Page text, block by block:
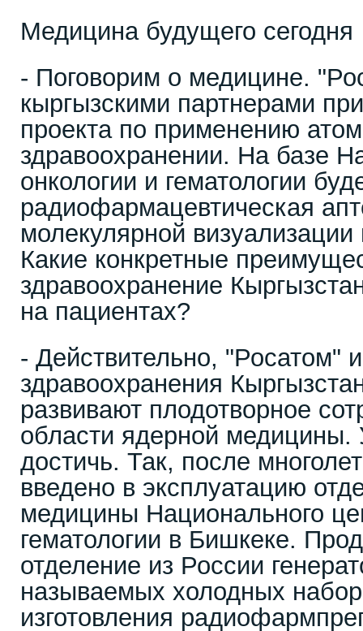
Медицина будущего сегодня
- Поговорим о медицине.
кыргызскими партнерами
проекта по применению
здравоохранении. На базе
онкологии и гематологии
радиофармацевтическая
молекулярной визуализации
Какие конкретные
здравоохранение
на пациентах?
- Действительно, "Росатом"
здравоохранения
развивают плодотворное
области ядерной медицины.
достичь. Так, после
введено в эксплуатацию
медицины Национального
гематологии в Бишкеке.
отделение из России
называемых холодных
изготовления